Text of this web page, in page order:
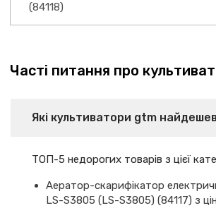
(84118)
Часті питання про
Які культиватори gtm
ТОП-5 недорогих товарів з цієї
Аератор-скарифікатор
LS-S3805 (LS-S3805) (84117) з